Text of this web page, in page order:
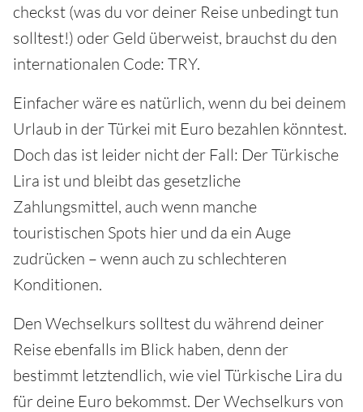
checkst (was du vor deiner Reise unbedingt tun
solltest!) oder Geld überweist, brauchst du den
internationalen Code: TRY.
Einfacher wäre es natürlich, wenn du bei deinem
Urlaub in der Türkei mit Euro bezahlen könntest.
Doch das ist leider nicht der Fall: Der Türkische
Lira ist und bleibt das gesetzliche
Zahlungsmittel, auch wenn manche
touristischen Spots hier und da ein Auge
zudrücken – wenn auch zu schlechteren
Konditionen.
Den Wechselkurs solltest du während deiner
Reise ebenfalls im Blick haben, denn der
bestimmt letztendlich, wie viel Türkische Lira du
für deine Euro bekommst. Der Wechselkurs von